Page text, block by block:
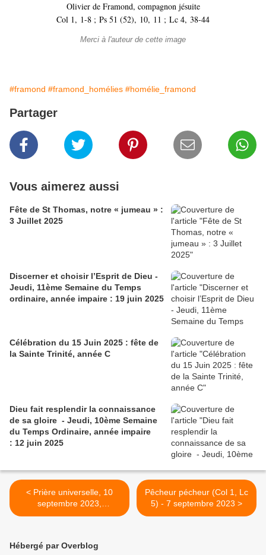
Olivier de Framond, compagnon jésuite
Col 1, 1-8 ; Ps 51 (52), 10, 11 ; Lc 4, 38-44
Merci à l'auteur de cette image
#framond #framond_homélies #homélie_framond
Partager
Vous aimerez aussi
Fête de St Thomas, notre « jumeau » :
3 Juillet 2025
Discerner et choisir l’Esprit de Dieu -
Jeudi, 11ème Semaine du Temps
ordinaire, année impaire : 19 juin 2025
Célébration du 15 Juin 2025 : fête de
la Sainte Trinité, année C
Dieu fait resplendir la connaissance
de sa gloire - Jeudi, 10ème Semaine
du Temps Ordinaire, année impaire
: 12 juin 2025
< Prière universelle, 10
septembre 2023,
23e dimanche du temps
Pêcheur pécheur (Col 1, Lc
5) - 7 septembre 2023 >
Hébergé par Overblog